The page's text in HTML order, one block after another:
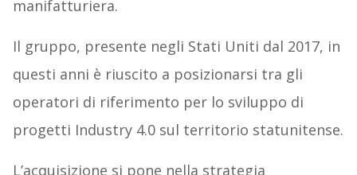
manifatturiera.
Il gruppo, presente negli Stati Uniti dal 2017, in
questi anni è riuscito a posizionarsi tra gli
operatori di riferimento per lo sviluppo di
progetti Industry 4.0 sul territorio statunitense.
L’acquisizione si pone nella strategia